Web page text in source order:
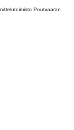
Poutvaaran